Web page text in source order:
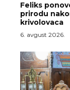
Feliks
prirodu
krivolovaca
6. avgust 2026.